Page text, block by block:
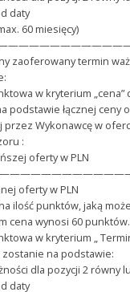
daty
60 miesięcy)
zaoferowany termin
w kryterium „cena”
podstawie łącznej ceny
przez Wykonawcę w
:
oferty w PLN
oferty w PLN
ilość punktów, jaką
cena wynosi 60 punktów.
w kryterium „
na podstawie:
dla pozycji 2 równy
daty